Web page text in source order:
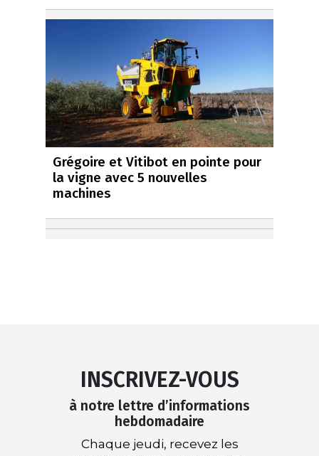
Grégoire et Vitibot en pointe pour
la vigne avec 5 nouvelles
machines
INSCRIVEZ-VOUS
à notre lettre d’informations
hebdomadaire
Chaque jeudi, recevez les